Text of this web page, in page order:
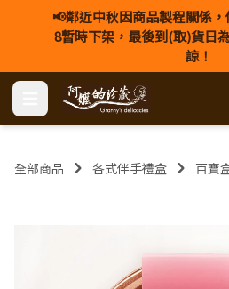
📢鄰近中秋因商品製程關係
8暫時下架，最後到(取)貨日
諒！
全部商品 各式伴手禮盒 百寶